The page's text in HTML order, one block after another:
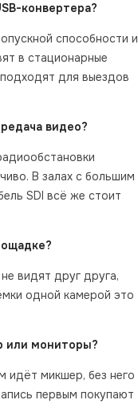
конвертера?
способности и
в стационарные
для выездов
видео?
В залах с большим
SDI всё же стоит
видят друг друга,
одной камерой это
или мониторы?
идёт микшер, без него
первым покупают